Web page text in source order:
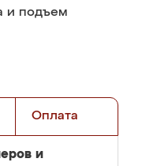
и подъем
Оплата
и